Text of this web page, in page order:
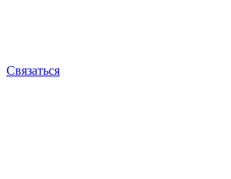
Связаться